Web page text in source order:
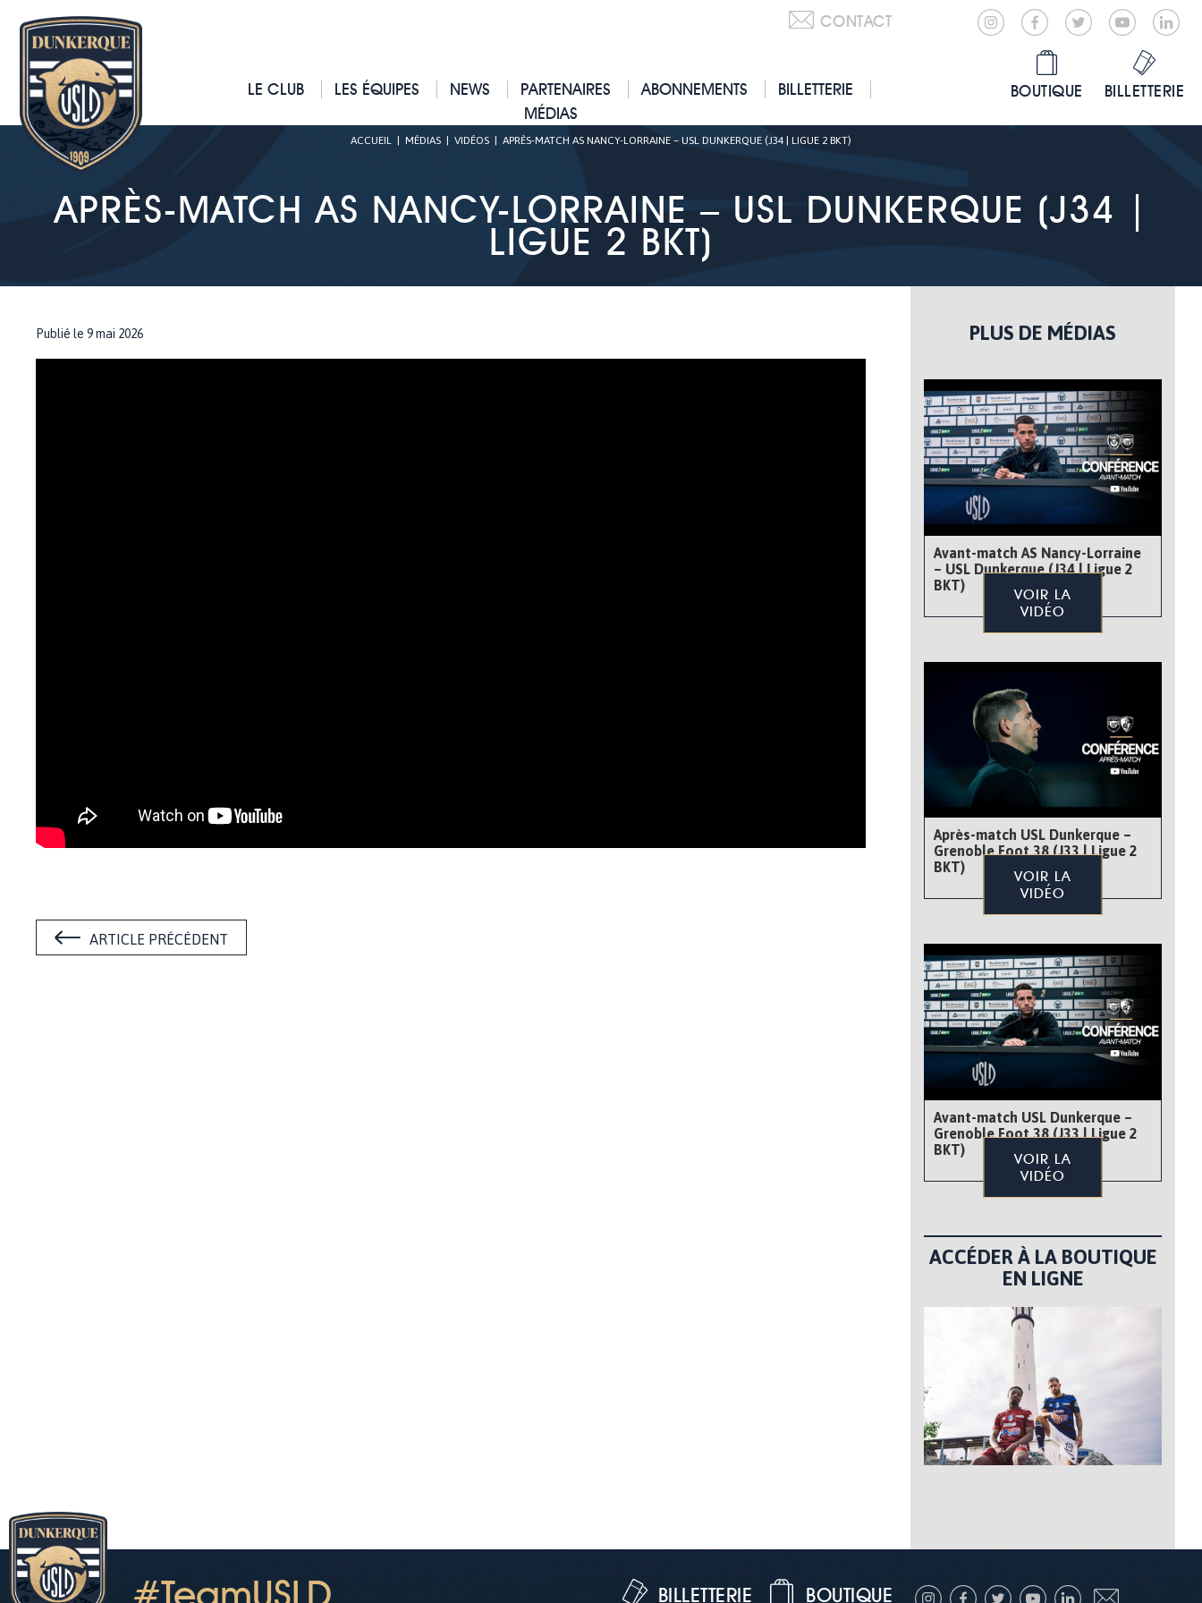
CONTACT
LE CLUB LES ÉQUIPES NEWS PARTENAIRES ABONNEMENTS
BILLETTERIE
MÉDIAS
BOUTIQUE BILLETTERIE
ACCUEIL MÉDIAS VIDÉOS APRÈS-MATCH AS NANCY-LORRAINE – USL DUNKERQUE (J34 | LIGUE 2 BKT)
APRÈS-MATCH AS NANCY-LORRAINE – USL DUNKERQUE (J34 |
LIGUE 2 BKT)
Publié le 9 mai 2026
ARTICLE PRÉCÉDENT
PLUS DE MÉDIAS
Avant-match AS Nancy-Lorraine
– USL Dunkerque (J34 | Ligue 2
BKT)
VOIR LA
VIDÉO
Après-match USL Dunkerque –
Grenoble Foot 38 (J33 | Ligue 2
BKT)
VOIR LA
VIDÉO
Avant-match USL Dunkerque –
Grenoble Foot 38 (J33 | Ligue 2
BKT)
VOIR LA
VIDÉO
ACCÉDER À LA BOUTIQUE
EN LIGNE
BOUTIQUE
BILLETTERIE